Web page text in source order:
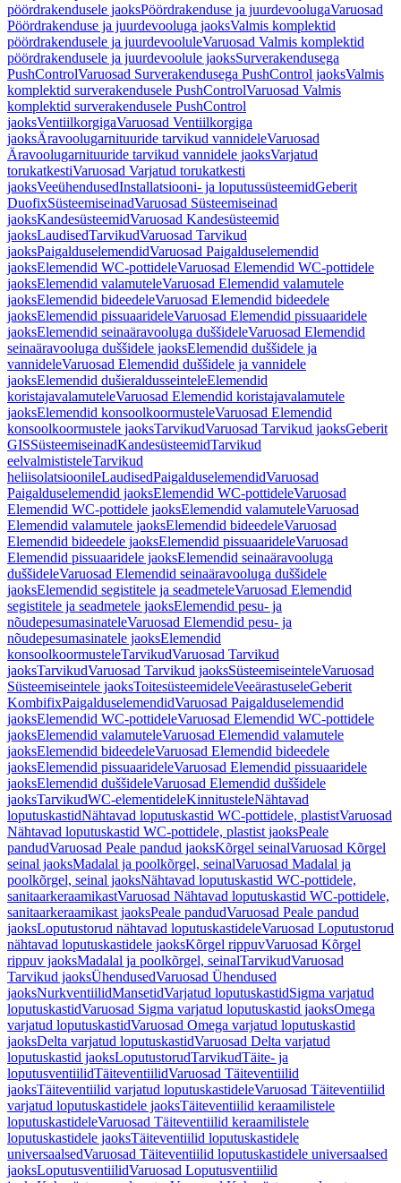
pöördrakendusele jaoksPöördrakenduse ja juurdevoolugaVaruosad
Pöördrakenduse ja juurdevooluga jaoksValmis komplektid
pöördrakendusele ja juurdevooluleVaruosad Valmis komplektid
pöördrakendusele ja juurdevoolule jaoksSurverakendusega
PushControlVaruosad Surverakendusega PushControl jaoksValmis
komplektid surverakendusele PushControlVaruosad Valmis
komplektid surverakendusele PushControl
jaoksVentiilkorgigaVaruosad Ventiilkorgiga
jaoksÄravoolugarnituuride tarvikud vannideleVaruosad
Äravoolugarnituuride tarvikud vannidele jaoksVarjatud
torukatkestiVaruosad Varjatud torukatkesti
jaoksVeeühendusedInstallatsiooni- ja loputussüsteemidGeberit
DuofixSüsteemiseinadVaruosad Süsteemiseinad
jaoksKandesüsteemidVaruosad Kandesüsteemid
jaoksLaudisedTarvikudVaruosad Tarvikud
jaoksPaigalduselemendidVaruosad Paigalduselemendid
jaoksElemendid WC-pottideleVaruosad Elemendid WC-pottidele
jaoksElemendid valamuteleVaruosad Elemendid valamutele
jaoksElemendid bideedeleVaruosad Elemendid bideedele
jaoksElemendid pissuaarideleVaruosad Elemendid pissuaaridele
jaoksElemendid seinaäravooluga duššideleVaruosad Elemendid
seinaäravooluga duššidele jaoksElemendid duššidele ja
vannideleVaruosad Elemendid duššidele ja vannidele
jaoksElemendid dušieraldusseinteleElemendid
koristajavalamuteleVaruosad Elemendid koristajavalamutele
jaoksElemendid konsoolkoormusteleVaruosad Elemendid
konsoolkoormustele jaoksTarvikudVaruosad Tarvikud jaoksGeberit
GISSüsteemiseinadKandesüsteemidTarvikud
eelvalmististeleTarvikud
heliisolatsioonileLaudisedPaigalduselemendidVaruosad
Paigalduselemendid jaoksElemendid WC-pottideleVaruosad
Elemendid WC-pottidele jaoksElemendid valamuteleVaruosad
Elemendid valamutele jaoksElemendid bideedeleVaruosad
Elemendid bideedele jaoksElemendid pissuaarideleVaruosad
Elemendid pissuaaridele jaoksElemendid seinaäravooluga
duššideleVaruosad Elemendid seinaäravooluga duššidele
jaoksElemendid segistitele ja seadmeteleVaruosad Elemendid
segistitele ja seadmetele jaoksElemendid pesu- ja
nõudepesumasinateleVaruosad Elemendid pesu- ja
nõudepesumasinatele jaoksElemendid
konsoolkoormusteleTarvikudVaruosad Tarvikud
jaoksTarvikudVaruosad Tarvikud jaoksSüsteemiseinteleVaruosad
Süsteemiseintele jaoksToitesüsteemideleVeeärastuseleGeberit
KombifixPaigalduselemendidVaruosad Paigalduselemendid
jaoksElemendid WC-pottideleVaruosad Elemendid WC-pottidele
jaoksElemendid valamuteleVaruosad Elemendid valamutele
jaoksElemendid bideedeleVaruosad Elemendid bideedele
jaoksElemendid pissuaarideleVaruosad Elemendid pissuaaridele
jaoksElemendid duššideleVaruosad Elemendid duššidele
jaoksTarvikudWC-elementideleKinnitusteleNähtavad
loputuskastidNähtavad loputuskastid WC-pottidele, plastistVaruosad
Nähtavad loputuskastid WC-pottidele, plastist jaoksPeale
pandudVaruosad Peale pandud jaoksKõrgel seinalVaruosad Kõrgel
seinal jaoksMadalal ja poolkõrgel, seinalVaruosad Madalal ja
poolkõrgel, seinal jaoksNähtavad loputuskastid WC-pottidele,
sanitaarkeraamikastVaruosad Nähtavad loputuskastid WC-pottidele,
sanitaarkeraamikast jaoksPeale pandudVaruosad Peale pandud
jaoksLoputustorud nähtavad loputuskastideleVaruosad Loputustorud
nähtavad loputuskastidele jaoksKõrgel rippuvVaruosad Kõrgel
rippuv jaoksMadalal ja poolkõrgel, seinalTarvikudVaruosad
Tarvikud jaoksÜhendusedVaruosad Ühendused
jaoksNurkventiilidMansetidVarjatud loputuskastidSigma varjatud
loputuskastidVaruosad Sigma varjatud loputuskastid jaoksOmega
varjatud loputuskastidVaruosad Omega varjatud loputuskastid
jaoksDelta varjatud loputuskastidVaruosad Delta varjatud
loputuskastid jaoksLoputustorudTarvikudTäite- ja
loputusventiilidTäiteventiilidVaruosad Täiteventiilid
jaoksTäiteventiilid varjatud loputuskastideleVaruosad Täiteventiilid
varjatud loputuskastidele jaoksTäiteventiilid keraamilistele
loputuskastideleVaruosad Täiteventiilid keraamilistele
loputuskastidele jaoksTäiteventiilid loputuskastidele
universaalsedVaruosad Täiteventiilid loputuskastidele universaalsed
jaoksLoputusventiilidVaruosad Loputusventiilid